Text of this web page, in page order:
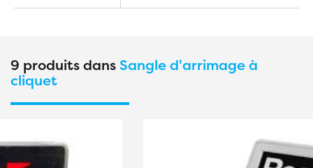
9 produits dansSangle d'arrimage à
cliquet